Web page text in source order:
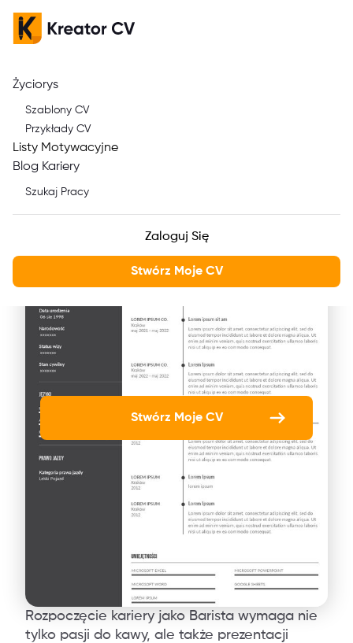
Życiorys
Szablony CV
Przykłady CV
Listy Motywacyjne
Blog Kariery
Szukaj Pracy
Zaloguj Się
Stwórz Moje CV
Jak skutecznie napisać
CV Barista: Przewodnik i
szablon
Stwórz Moje CV
Rozpoczęcie kariery jako Barista wymaga nie
tylko pasji do kawy, ale także prezentacji